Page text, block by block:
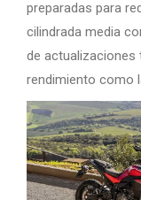
preparadas para
cilindrada media
de actualizaciones
rendimiento como